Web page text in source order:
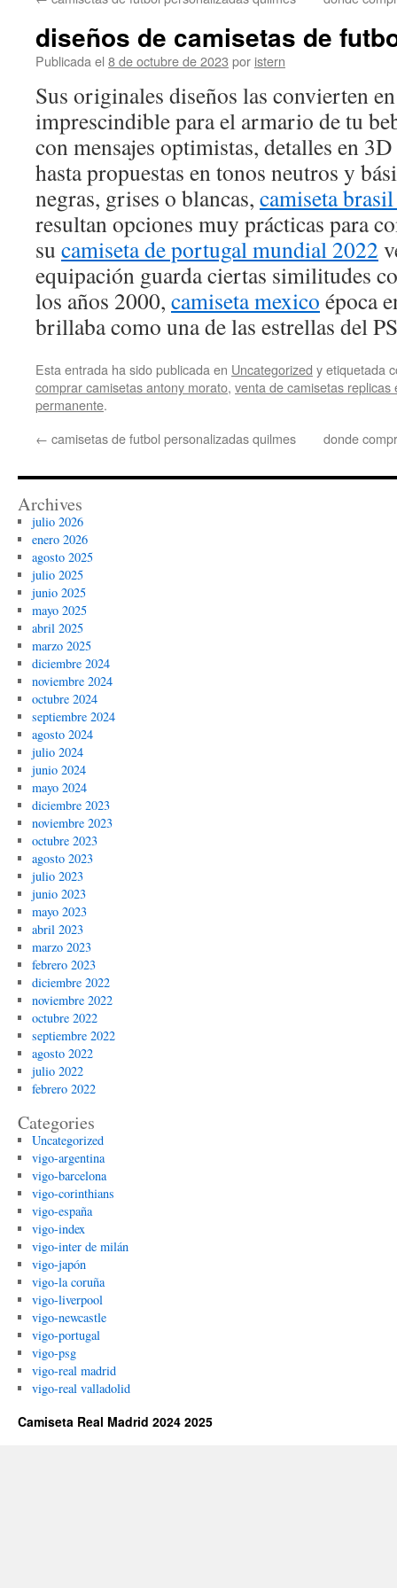
diseños de camisetas de
Publicada el 8 de octubre de 2023 por istern
Sus originales diseños las convierten
imprescindible para el armario de tu
con mensajes optimistas, detalles en
hasta propuestas en tonos neutros y
negras, grises o blancas, camiseta
resultan opciones muy prácticas para
su camiseta de portugal mundial 2022
equipación guarda ciertas similitudes
los años 2000, camiseta mexico época
brillaba como una de las estrellas del
Esta entrada ha sido publicada en Uncategorized y etiquetada
comprar camisetas antony morato, venta de camisetas replicas
permanente.
← camisetas de futbol personalizadas quilmes donde
Archives
julio 2026
enero 2026
agosto 2025
julio 2025
junio 2025
mayo 2025
abril 2025
marzo 2025
diciembre 2024
noviembre 2024
octubre 2024
septiembre 2024
agosto 2024
julio 2024
junio 2024
mayo 2024
diciembre 2023
noviembre 2023
octubre 2023
agosto 2023
julio 2023
junio 2023
mayo 2023
abril 2023
marzo 2023
febrero 2023
diciembre 2022
noviembre 2022
octubre 2022
septiembre 2022
agosto 2022
julio 2022
febrero 2022
Categories
Uncategorized
vigo-argentina
vigo-barcelona
vigo-corinthians
vigo-españa
vigo-index
vigo-inter de milán
vigo-japón
vigo-la coruña
vigo-liverpool
vigo-newcastle
vigo-portugal
vigo-psg
vigo-real madrid
vigo-real valladolid
Camiseta Real Madrid 2024 2025